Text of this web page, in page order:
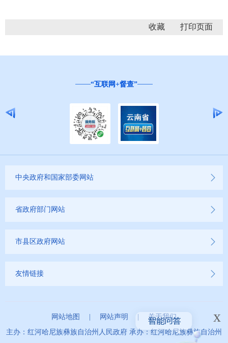
收藏
“互联网+督查”
中央政府和国家部委网站
省政府部门网站
市县区政府网站
友情链接
网站地图 网站声明
关于我们
主办：红河哈尼族彝族自治州人民政府 承办：红河哈尼族彝族自治州
x